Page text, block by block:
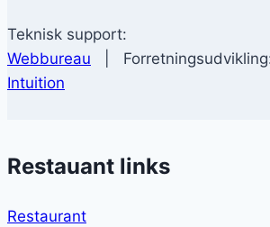
Teknisk support:
Webbureau |
Intuition
Restauant links
Restaurant